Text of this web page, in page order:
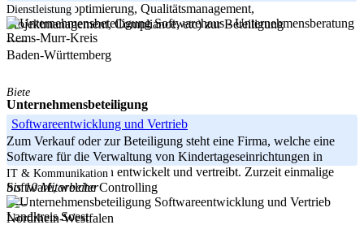
(Produktionsoptimierung, Qualitätsmanagement,
Projektmanagement, Compliance, etc) zur Beteiligung
-----
Baden-Württemberg
Dienstleistung
Rems-Murr-Kreis
Biete
Unternehmensbeteiligung
Softwareentwicklung und Vertrieb
Zum Verkauf oder zur Beteiligung steht eine Firma, welche eine
Software für die Verwaltung von Kindertageseinrichtungen in
Nordrhein-Westfalen entwickelt und vertreibt. Zurzeit einmalige
Software, welche Controlling
-----
Nordrhein-Westfalen
IT & Kommunikation
bis 10 Mitarbeiter
Landkreis Soest